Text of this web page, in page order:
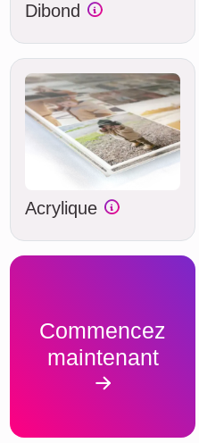
Dibond
Acrylique
Commencez
maintenant